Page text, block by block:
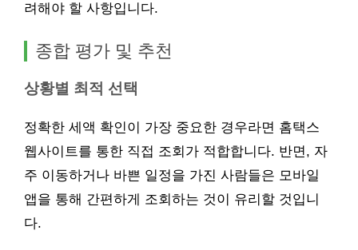
려해야 할 사항입니다.
종합 평가 및 추천
상황별 최적 선택
정확한 세액 확인이 가장 중요한 경우라면 홈택스
웹사이트를 통한 직접 조회가 적합합니다. 반면, 자
주 이동하거나 바쁜 일정을 가진 사람들은 모바일
앱을 통해 간편하게 조회하는 것이 유리할 것입니
다.